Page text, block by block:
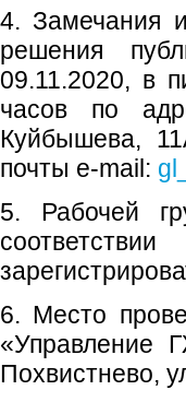
4. Замечания
решения
09.11.2020, в
часов по
Куйбышева,
почты e-mail:
5. Рабочей
6. Место
«Управление
Похвистнево,